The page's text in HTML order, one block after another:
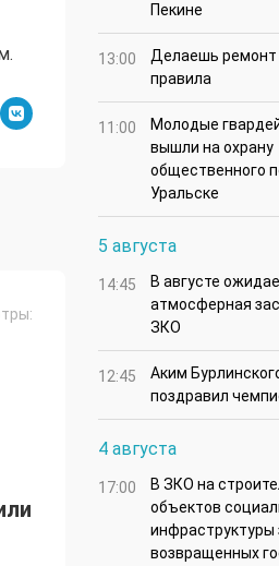
Пекине
13:00
Делаешь
правила
11:00
Молодые
вышли на охрану
общественного
Уральске
5 августа
14:45
В августе
атмосферная
ЗКО
12:45
Аким
поздравил
4 августа
17:00
В ЗКО на
объектов
инфраструктуры
возвращенных